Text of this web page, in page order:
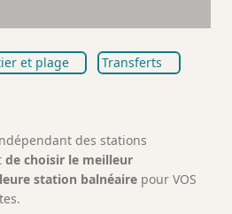
et plage Transferts
des stations
de choisir le meilleur
station balnéaire pour VOS